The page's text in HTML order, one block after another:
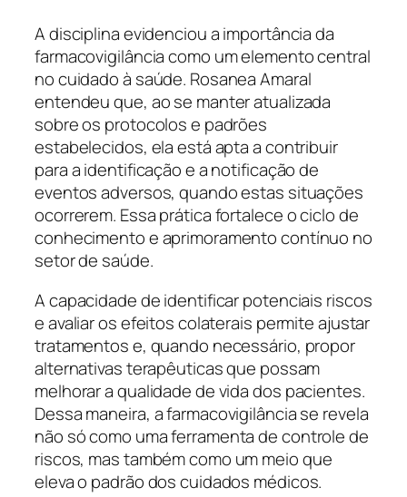
A disciplina evidenciou a importância da
farmacovigilância como um elemento central
no cuidado à saúde. Rosanea Amaral
entendeu que, ao se manter atualizada
sobre os protocolos e padrões
estabelecidos, ela está apta a contribuir
para a identificação e a notificação de
eventos adversos, quando estas situações
ocorrerem. Essa prática fortalece o ciclo de
conhecimento e aprimoramento contínuo no
setor de saúde.
A capacidade de identificar potenciais riscos
e avaliar os efeitos colaterais permite ajustar
tratamentos e, quando necessário, propor
alternativas terapêuticas que possam
melhorar a qualidade de vida dos pacientes.
Dessa maneira, a farmacovigilância se revela
não só como uma ferramenta de controle de
riscos, mas também como um meio que
eleva o padrão dos cuidados médicos.